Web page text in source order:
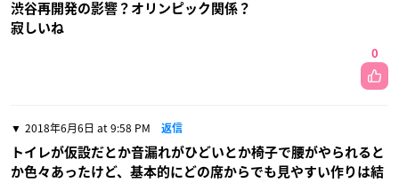
渋谷再開発の影響？オリンピック関係？
寂しいね
0
2018年6月6日 at 9:58 PM 返信
トイレが仮設だとか音漏れがひどいとか椅子で腰がやられると
か色々あったけど、基本的にどの席からでも見やすい作りは結